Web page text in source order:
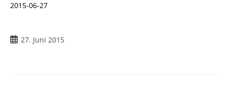
2015-06-27
Beitrag
27. Juni 2015